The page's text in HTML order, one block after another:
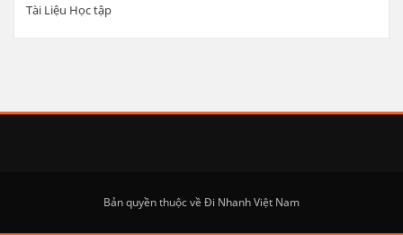
Tài Liệu Học tập
Bản quyền thuộc về Đi Nhanh Việt Nam